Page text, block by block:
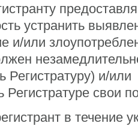
устранить
и/или
Регистратуру) и/или
Регистратуре свои
в течение